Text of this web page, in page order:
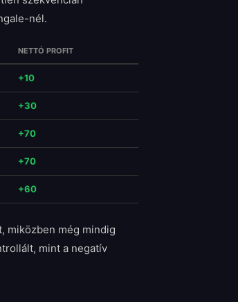
nél.
NETTÓ PROFIT
+10
+30
+70
+70
+60
miközben még mindig
mint a negatív